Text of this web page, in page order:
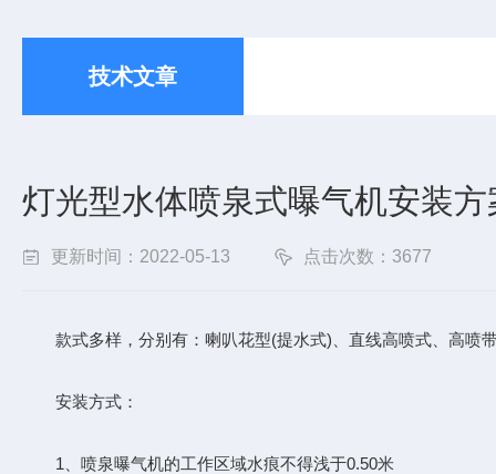
技术文章
灯光型水体喷泉式曝气机安装方
更新时间：2022-05-13 点击次数：3677
款式多样，分别有：喇叭花型(提水式)、直线高喷式、高喷
安装方式：
1、喷泉曝气机的工作区域水痕不得浅于0.50米